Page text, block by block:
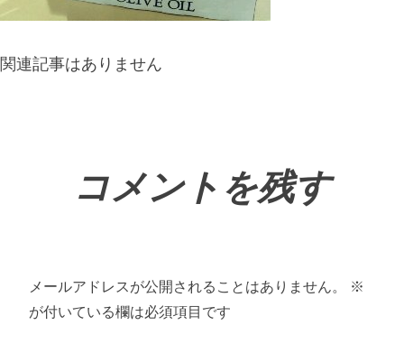
関連記事はありません
コメントを残す
メールアドレスが公開されることはありません。
※
が付いている欄は必須項目です